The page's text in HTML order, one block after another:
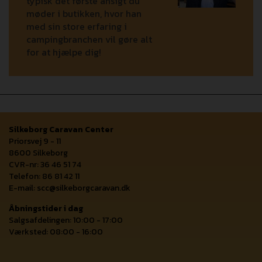
møder i butikken, hvor han
med sin store erfaring i
campingbranchen vil gøre alt
for at hjælpe dig!
Silkeborg Caravan Center
Priorsvej 9 - 11
8600 Silkeborg
CVR-nr: 36 46 51 74
Telefon: 86 81 42 11
E-mail: scc@silkeborgcaravan.dk
Åbningstider i dag
Salgsafdelingen: 10:00 - 17:00
Værksted: 08:00 - 16:00